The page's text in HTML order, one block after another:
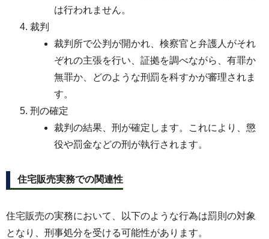
は行われません。
裁判
裁判所で公判が開かれ、検察官と弁護人がそれ
ぞれの主張を行い、証拠を調べながら、有罪か
無罪か、どのような刑罰を科すかが審理されま
す。
刑の確定
裁判の結果、刑が確定します。これにより、懲
役や罰金などの刑が執行されます。
住宅販売実務での関連性
住宅販売の実務において、以下のような行為は罰則の対象
となり、刑事処分を受ける可能性があります。